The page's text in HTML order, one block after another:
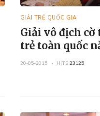
GIẢI TRẺ QUỐC GIA
Giải vô địch cờ
trẻ toàn quốc
20-05-2015 HITS 23125